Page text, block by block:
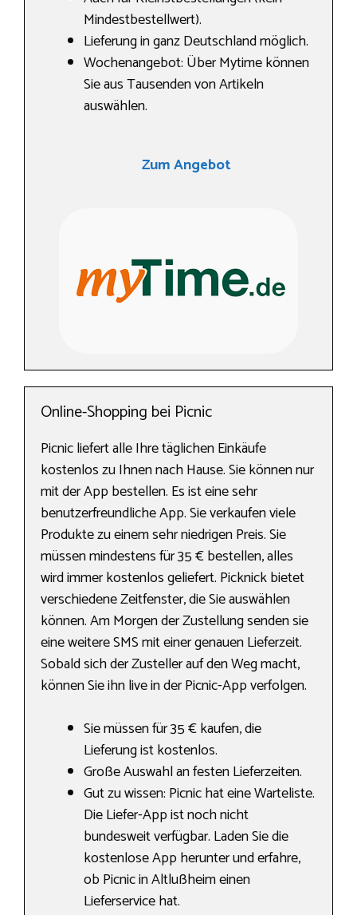
Mindestbestellwert).
Lieferung in ganz Deutschland möglich.
Wochenangebot: Über Mytime können
Sie aus Tausenden von Artikeln
auswählen.
Zum Angebot
Online-Shopping bei Picnic
Picnic liefert alle Ihre täglichen Einkäufe
kostenlos zu Ihnen nach Hause. Sie können nur
mit der App bestellen. Es ist eine sehr
benutzerfreundliche App. Sie verkaufen viele
Produkte zu einem sehr niedrigen Preis. Sie
müssen mindestens für 35 € bestellen, alles
wird immer kostenlos geliefert. Picknick bietet
verschiedene Zeitfenster, die Sie auswählen
können. Am Morgen der Zustellung senden sie
eine weitere SMS mit einer genauen Lieferzeit.
Sobald sich der Zusteller auf den Weg macht,
können Sie ihn live in der Picnic-App verfolgen.
Sie müssen für 35 € kaufen, die
Lieferung ist kostenlos.
Große Auswahl an festen Lieferzeiten.
Gut zu wissen: Picnic hat eine Warteliste.
Die Liefer-App ist noch nicht
bundesweit verfügbar. Laden Sie die
kostenlose App herunter und erfahre,
ob Picnic in Altlußheim einen
Lieferservice hat.